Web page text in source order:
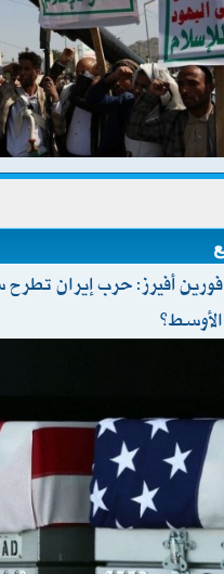
فورين أفيرز: حرب إيران
الأوسط؟